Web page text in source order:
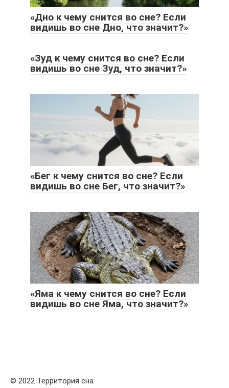
«Дно к чему снится во сне? Если
видишь во сне Дно, что значит?»
«Зуд к чему снится во сне? Если
видишь во сне Зуд, что значит?»
«Бег к чему снится во сне? Если
видишь во сне Бег, что значит?»
«Яма к чему снится во сне? Если
видишь во сне Яма, что значит?»
© 2022 Территория сна